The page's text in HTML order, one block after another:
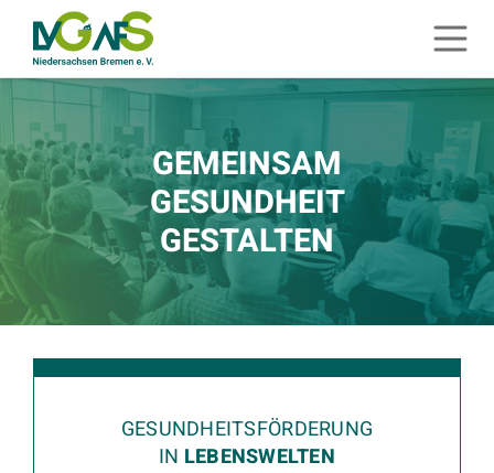
ZUM HAUPTINHALT SPRINGEN
ZUR SUCHE SPRINGEN
STARTSEITE
GEMEINSAM
GESUNDHEIT
GESTALTEN
GESUNDHEITSFÖRDERUNG
IN LEBENSWELTEN